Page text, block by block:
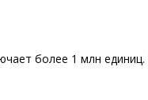
более 1 млн единиц.